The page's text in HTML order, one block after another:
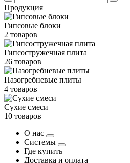
Продукция
Гипсовые блоки
2 товаров
Гипсостружечная плита
26 товаров
Пазогребневые плиты
4 товаров
Сухие смеси
10 товаров
О нас
Системы
Где купить
Доставка и оплата